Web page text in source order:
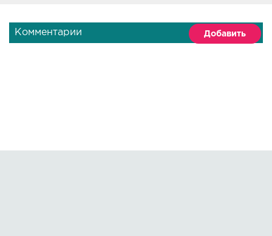
Комментарии Добавить